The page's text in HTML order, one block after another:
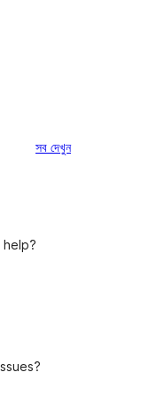
সবরিভিউ
দেখুন